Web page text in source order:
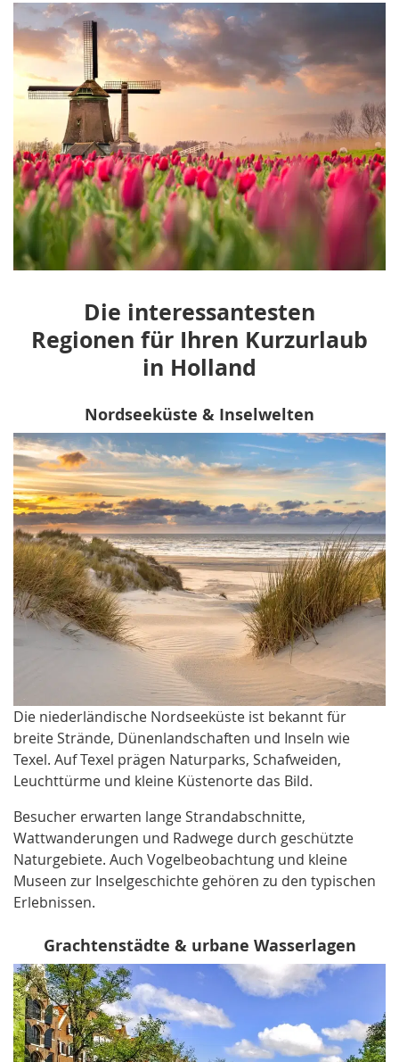
Die interessantesten
Regionen für Ihren Kurzurlaub
in Holland
Nordseeküste & Inselwelten
Die niederländische Nordseeküste ist bekannt für
breite Strände, Dünenlandschaften und Inseln wie
Texel. Auf Texel prägen Naturparks, Schafweiden,
Leuchttürme und kleine Küstenorte das Bild.
Besucher erwarten lange Strandabschnitte,
Wattwanderungen und Radwege durch geschützte
Naturgebiete. Auch Vogelbeobachtung und kleine
Museen zur Inselgeschichte gehören zu den typischen
Erlebnissen.
Grachtenstädte & urbane Wasserlagen